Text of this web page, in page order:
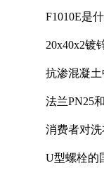
F1010E是
20x40x2镀
抗渗混凝土
法兰PN25
消费者对
U型螺栓的